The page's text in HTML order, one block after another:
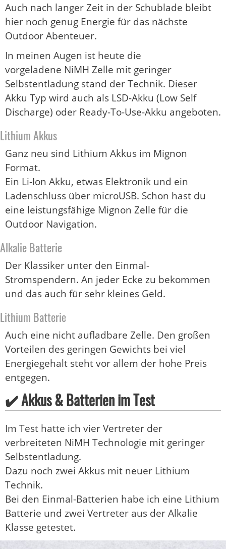
Auch nach langer Zeit in der Schublade bleibt
hier noch genug Energie für das nächste
Outdoor Abenteuer.
In meinen Augen ist heute die
vorgeladene NiMH Zelle mit geringer
Selbstentladung stand der Technik. Dieser
Akku Typ wird auch als LSD-Akku (Low Self
Discharge) oder Ready-To-Use-Akku angeboten.
Lithium Akkus
Ganz neu sind Lithium Akkus im Mignon
Format.
Ein Li-Ion Akku, etwas Elektronik und ein
Ladenschluss über microUSB. Schon hast du
eine leistungsfähige Mignon Zelle für die
Outdoor Navigation.
Alkalie Batterie
Der Klassiker unter den Einmal-
Stromspendern. An jeder Ecke zu bekommen
und das auch für sehr kleines Geld.
Lithium Batterie
Auch eine nicht aufladbare Zelle. Den großen
Vorteilen des geringen Gewichts bei viel
Energiegehalt steht vor allem der hohe Preis
entgegen.
✔️ Akkus & Batterien im Test
Im Test hatte ich vier Vertreter der
verbreiteten NiMH Technologie mit geringer
Selbstentladung.
Dazu noch zwei Akkus mit neuer Lithium
Technik.
Bei den Einmal-Batterien habe ich eine Lithium
Batterie und zwei Vertreter aus der Alkalie
Klasse getestet.